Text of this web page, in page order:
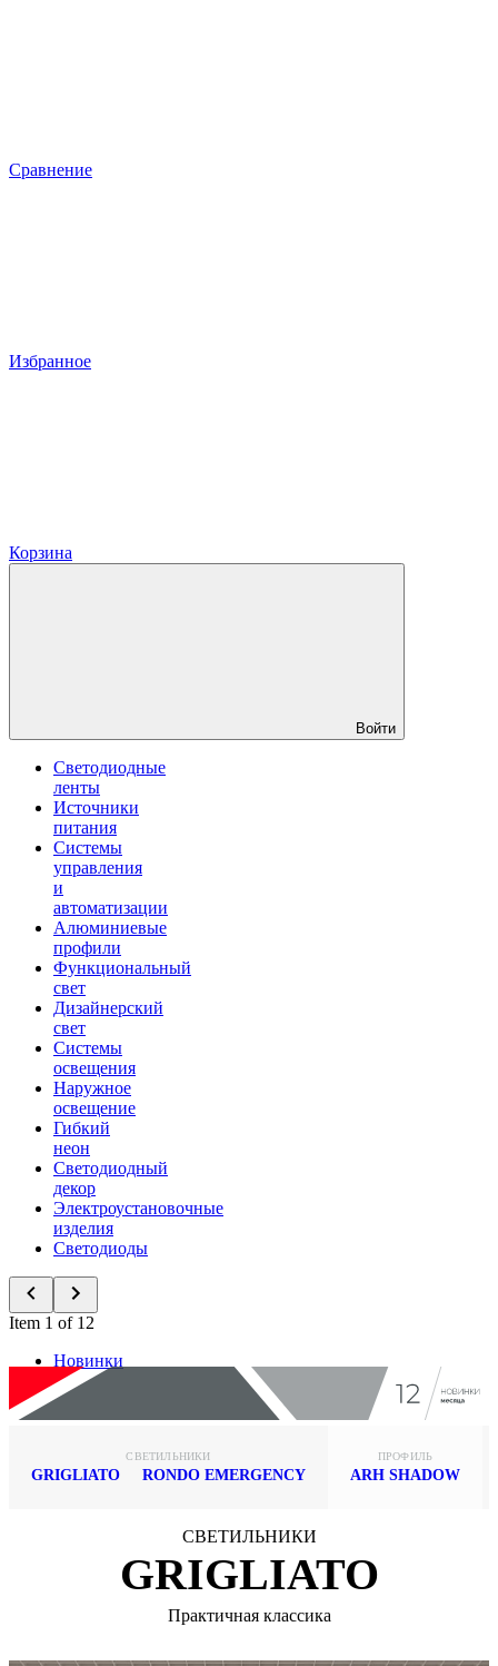
Сравнение
Избранное
Корзина
Войти
Светодиодные
ленты
Источники
питания
Системы
управления
и
автоматизации
Алюминиевые
профили
Функциональный
свет
Дизайнерский
свет
Системы
освещения
Наружное
освещение
Гибкий
неон
Светодиодный
декор
Электроустановочные
изделия
Светодиоды
Item 1 of 12
Новинки
СВЕТИЛЬНИКИ
GRIGLIATO RONDO EMERGENCY
ПРОФИЛЬ
ARH SHADOW
СВЕТИЛЬНИКИ
GRIGLIATO
Практичная классика